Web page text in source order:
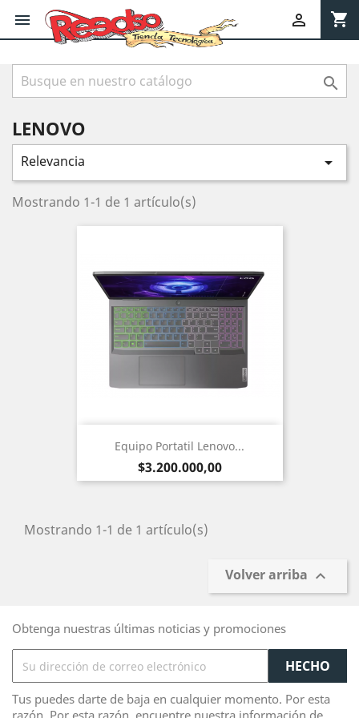
 shopping_cart


LENOVO
Relevancia 
Mostrando 1-1 de 1 artículo(s)
Equipo Portatil Lenovo...
Precio
$3.200.000,00
Mostrando 1-1 de 1 artículo(s)
Volver arriba 
Obtenga nuestras últimas noticias y promociones
Tus puedes darte de baja en cualquier momento. Por esta
razón, Por esta razón, encuentre nuestra información de